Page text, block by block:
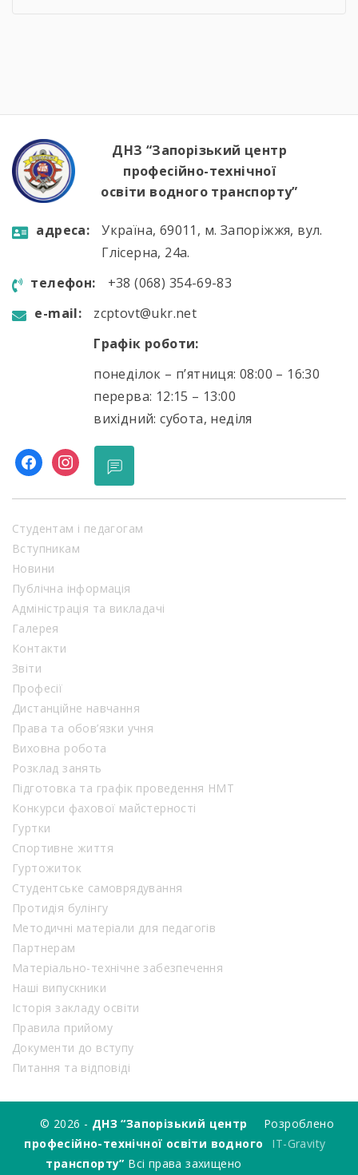
дотримання правил дорожнього руху […]
ДНЗ “Запорізький центр
професійно-технічної
освіти водного транспорту”
aдресa:
Україна, 69011, м. Запоріжжя, вул.
Глісерна, 24а.
телефон:
+38 (068) 354-69-83
e-mail:
zcptovt@ukr.net
Графік роботи:
понеділок – п’ятниця: 08:00 – 16:30
перерва: 12:15 – 13:00
вихідний: субота, неділя
facebookinstagram
Студентам і педагогам
Вступникам
Новини
Публічна інформація
Адміністрація та викладачі
Галерея
Контакти
Звіти
Професії
Дистанційне навчання
Права та обов’язки учня
Виховна робота
Розклад занять
Підготовка та графік проведення НМТ
Конкурси фахової майстерності
Гуртки
Спортивне життя
Гуртожиток
Студентське самоврядування
Протидія булінгу
Методичні матеріали для педагогів
Партнерам
Матеріально-технічне забезпечення
Наші випускники
Історія закладу освіти
Правила прийому
Документи до вступу
Питання та відповіді
© 2026 - ДНЗ “Запорізький центр
професійно-технічної освіти водного
транспорту” Всі права захищено
Розроблено
IT-Gravity